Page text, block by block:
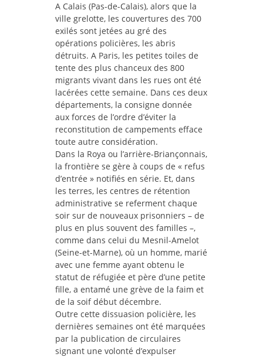
A Calais (Pas-de-Calais), alors que la
ville grelotte, les couvertures des 700
exilés sont jetées au gré des
opérations policières, les abris
détruits. A Paris, les petites toiles de
tente des plus chanceux des 800
migrants vivant dans les rues ont été
lacérées cette semaine. Dans ces deux
départements, la consigne donnée
aux forces de l’ordre d’éviter la
reconstitution de campements efface
toute autre considération.
Dans la Roya ou l’arrière-Briançonnais,
la frontière se gère à coups de « refus
d’entrée » notifiés en série. Et, dans
les terres, les centres de rétention
administrative se referment chaque
soir sur de nouveaux prisonniers – de
plus en plus souvent des familles –,
comme dans celui du Mesnil-Amelot
(Seine-et-Marne), où un homme, marié
avec une femme ayant obtenu le
statut de réfugiée et père d’une petite
fille, a entamé une grève de la faim et
de la soif début décembre.
Outre cette dissuasion policière, les
dernières semaines ont été marquées
par la publication de circulaires
signant une volonté d’expulser